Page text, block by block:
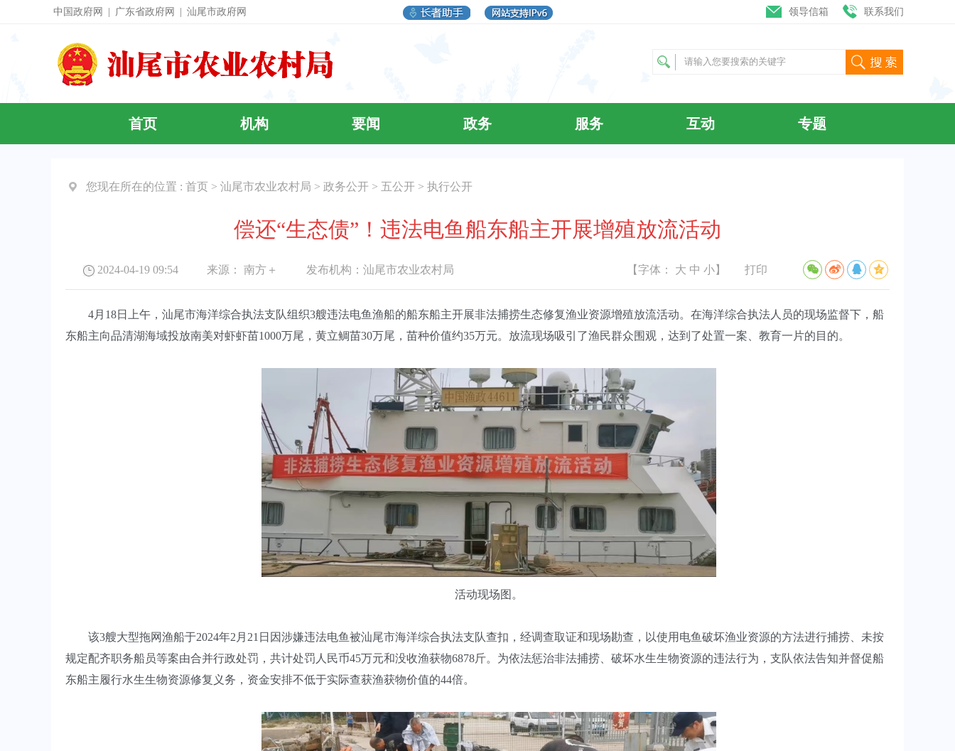
中国政府网 广东省政府网 汕尾市政府网 领导信箱 联系我们
首页 机构 要闻 政务 服务 互动 专题
您现在所在的位置 : 首页 > 汕尾市农业农村局 > 政务公开 > 五公开 > 执行公开
偿还“生态债”！违法电鱼船东船主开展增殖放流活动
2024-04-19 09:54 来源： 南方＋ 发布机构： 汕尾市农业农村局 【字体： 大 中 小】 打印
4月18日上午，汕尾市海洋综合执法支队组织3艘违法电鱼渔船的船东船主开展非法捕捞生态修复渔业资源增殖放流活动。在海洋综合执法人员的现场监督下，船
东船主向品清湖海域投放南美对虾虾苗1000万尾，黄立鲷苗30万尾，苗种价值约35万元。放流现场吸引了渔民群众围观，达到了处置一案、教育一片的目的。
活动现场图。
该3艘大型拖网渔船于2024年2月21日因涉嫌违法电鱼被汕尾市海洋综合执法支队查扣，经调查取证和现场勘查，以使用电鱼破坏渔业资源的方法进行捕捞、未按
规定配齐职务船员等案由合并行政处罚，共计处罚人民币45万元和没收渔获物6878斤。为依法惩治非法捕捞、破坏水生生物资源的违法行为，支队依法告知并督促船
东船主履行水生生物资源修复义务，资金安排不低于实际查获渔获物价值的44倍。